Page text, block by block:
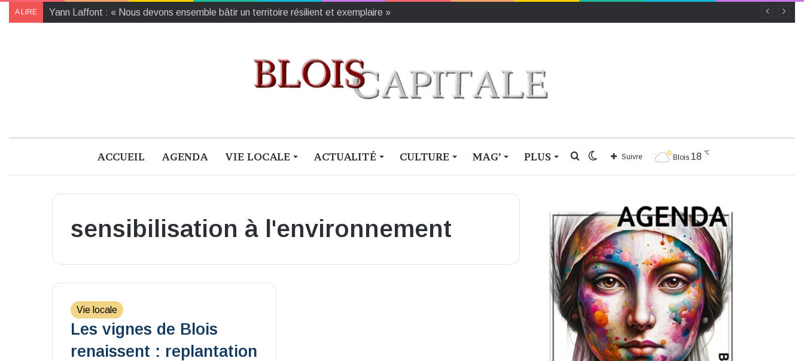
A LIRE Yann Laffont : « Nous devons ensemble bâtir un territoire résilient et exemplaire »
ACCUEIL AGENDA VIE LOCALE ACTUALITÉ CULTURE MAG’ PLUS Blois 18 ℃
Suivre
Switch
Rechercher
sensibilisation à l'environnement
Vie locale
Les vignes de Blois
renaissent : replantation